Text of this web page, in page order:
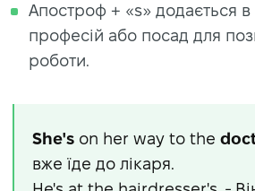
Апостроф + «s» додається в
професій або посад для
роботи.
She's on her way to the
вже їде до лікаря.